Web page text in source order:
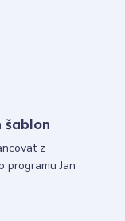
šablon
z
programu Jan